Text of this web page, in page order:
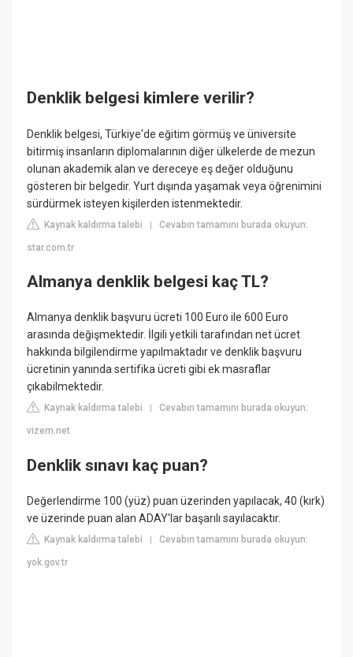
Denklik belgesi kimlere verilir?
Denklik belgesi, Türkiye'de eğitim görmüş ve üniversite
bitirmiş insanların diplomalarının diğer ülkelerde de mezun
olunan akademik alan ve dereceye eş değer olduğunu
gösteren bir belgedir. Yurt dışında yaşamak veya öğrenimini
sürdürmek isteyen kişilerden istenmektedir.
Kaynak kaldırma talebi |Cevabın tamamını burada okuyun:
star.com.tr
Almanya denklik belgesi kaç TL?
Almanya denklik başvuru ücreti 100 Euro ile 600 Euro
arasında değişmektedir. İlgili yetkili tarafından net ücret
hakkında bilgilendirme yapılmaktadır ve denklik başvuru
ücretinin yanında sertifika ücreti gibi ek masraflar
çıkabilmektedir.
Kaynak kaldırma talebi |Cevabın tamamını burada okuyun:
vizem.net
Denklik sınavı kaç puan?
Değerlendirme 100 (yüz) puan üzerinden yapılacak, 40 (kırk)
ve üzerinde puan alan ADAY'lar başarılı sayılacaktır.
Kaynak kaldırma talebi |Cevabın tamamını burada okuyun:
yok.gov.tr